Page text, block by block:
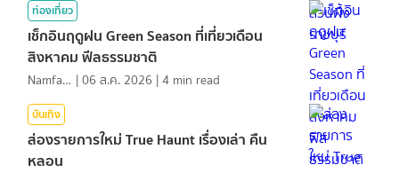
ท่องเที่ยว
เช็กอินฤดูฝน Green Season ที่เที่ยวเดือน
สิงหาคม ฟีลธรรมชาติ
NamfahPhupha |06 ส.ค. 2026 |4 min read
บันเทิง
ส่องรายการใหม่ True Haunt เรื่องเล่า คืน
หลอน